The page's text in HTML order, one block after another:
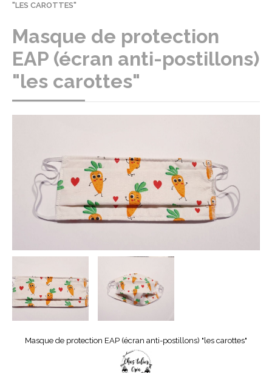
"LES CAROTTES"
Masque de protection
EAP (écran anti-postillons)
"les carottes"
Masque de protection EAP (écran anti-postillons) "les carottes"